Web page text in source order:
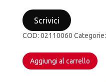
21”
MOOSE
RACING
CR
–
Scrivici
COD: 02110060 Categorie:
Aggiungi al carrello